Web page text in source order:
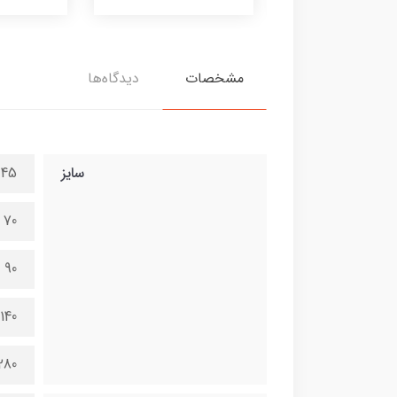
مشخصات دیدگاه‌ها
سایز 45 در 100 سانتی متر
70 در 150 سانتی متر
90 در 200 سانتی متر
140 در 300 سانتی متر
280 در 600